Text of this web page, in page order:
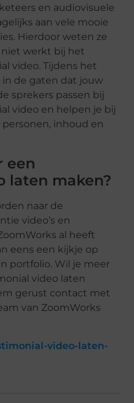
en audiovisuele
aan vele mooie
Hierdoor weten ze
werkt bij het
video. Tijdens het
de gaten dat jouw
sprekers passen bij
video en helpen je bij
inhoud en
een
laten maken?
naar de
video’s en
al heeft
eens een kijkje op
portfolio. Wil je meer
video laten
gerust contact met
van ZoomWorks
video-laten-